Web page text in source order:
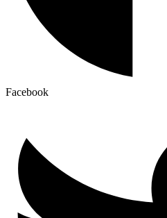
Facebook